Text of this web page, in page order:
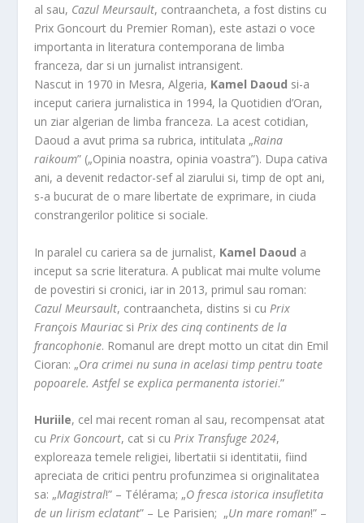
al sau, Cazul Meursault, contraancheta, a fost distins cu
Prix Goncourt du Premier Roman), este astazi o voce
importanta in literatura contemporana de limba
franceza, dar si un jurnalist intransigent.
Nascut in 1970 in Mesra, Algeria, Kamel Daoud si-a
inceput cariera jurnalistica in 1994, la Quotidien d’Oran,
un ziar algerian de limba franceza. La acest cotidian,
Daoud a avut prima sa rubrica, intitulata „Raina
raikoum” („Opinia noastra, opinia voastra”). Dupa cativa
ani, a devenit redactor-sef al ziarului si, timp de opt ani,
s-a bucurat de o mare libertate de exprimare, in ciuda
constrangerilor politice si sociale.
In paralel cu cariera sa de jurnalist, Kamel Daoud a
inceput sa scrie literatura. A publicat mai multe volume
de povestiri si cronici, iar in 2013, primul sau roman:
Cazul Meursault, contraancheta, distins si cu Prix
François Mauriacsi Prix des cinq continents de la
francophonie. Romanul are drept motto un citat din Emil
Cioran: „Ora crimei nu suna in acelasi timp pentru toate
popoarele. Astfel se explica permanenta istoriei.”
Huriile, cel mai recent roman al sau, recompensat atat
cuPrix Goncourt, cat si cuPrix Transfuge 2024,
exploreaza temele religiei, libertatii si identitatii, fiind
apreciata de critici pentru profunzimea si originalitatea
sa: „Magistral!” – Télérama; „O fresca istorica insufletita
de un lirism eclatant” – Le Parisien; „Un mare roman!” –